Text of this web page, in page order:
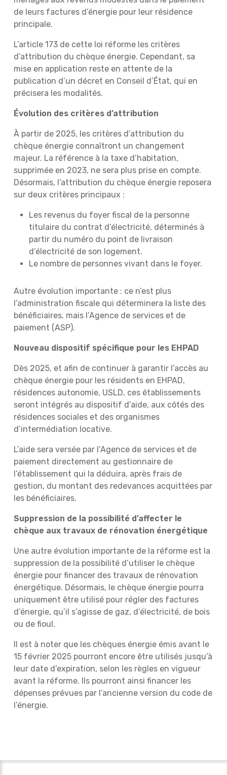
de leurs factures d’énergie pour leur résidence
principale.
L’article 173 de cette loi réforme les critères
d’attribution du chèque énergie. Cependant, sa
mise en application reste en attente de la
publication d’un décret en Conseil d’État, qui en
précisera les modalités.
Évolution des critères d’attribution
À partir de 2025, les critères d’attribution du
chèque énergie connaîtront un changement
majeur. La référence à la taxe d’habitation,
supprimée en 2023, ne sera plus prise en compte.
Désormais, l’attribution du chèque énergie reposera
sur deux critères principaux :
Les revenus du foyer fiscal de la personne
titulaire du contrat d’électricité, déterminés à
partir du numéro du point de livraison
d’électricité de son logement.
Le nombre de personnes vivant dans le foyer.
Autre évolution importante : ce n’est plus
l’administration fiscale qui déterminera la liste des
bénéficiaires, mais l’Agence de services et de
paiement (ASP).
Nouveau dispositif spécifique pour les EHPAD
Dès 2025, et afin de continuer à garantir l’accès au
chèque énergie pour les résidents en EHPAD,
résidences autonomie, USLD, ces établissements
seront intégrés au dispositif d’aide, aux côtés des
résidences sociales et des organismes
d’intermédiation locative.
L’aide sera versée par l’Agence de services et de
paiement directement au gestionnaire de
l’établissement qui la déduira, après frais de
gestion, du montant des redevances acquittées par
les bénéficiaires.
Suppression de la possibilité d’affecter le
chèque aux travaux de rénovation énergétique
Une autre évolution importante de la réforme est la
suppression de la possibilité d’utiliser le chèque
énergie pour financer des travaux de rénovation
énergétique. Désormais, le chèque énergie pourra
uniquement être utilisé pour régler des factures
d’énergie, qu’il s’agisse de gaz, d’électricité, de bois
ou de fioul.
Il est à noter que les chèques énergie émis avant le
15 février 2025 pourront encore être utilisés jusqu’à
leur date d’expiration, selon les règles en vigueur
avant la réforme. Ils pourront ainsi financer les
dépenses prévues par l’ancienne version du code de
l’énergie.